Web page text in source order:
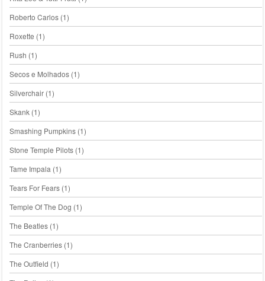
Roberto Carlos(1)
Roxette (1)
Rush (1)
Secos e Molhados(1)
Silverchair(1)
Skank(1)
Smashing Pumpkins(1)
Stone Temple Pilots(1)
Tame Impala (1)
Tears For Fears(1)
Temple Of The Dog (1)
The Beatles(1)
The Cranberries(1)
The Outfield (1)